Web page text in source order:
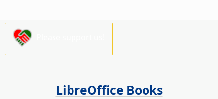
LibreOffice Books